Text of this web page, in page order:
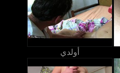
أولدي